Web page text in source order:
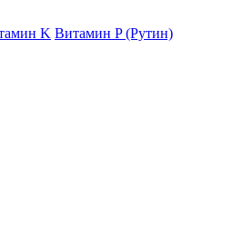
K Витамин P (Рутин)